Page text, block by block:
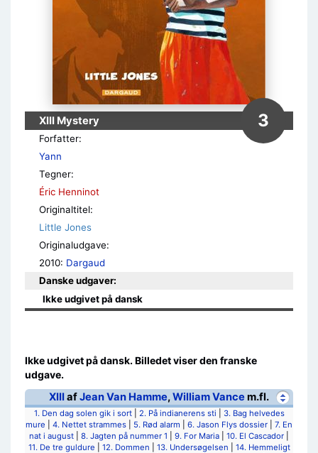
XIII Mystery 3
Forfatter:
Yann
Tegner:
Éric Henninot
Originaltitel:
Little Jones
Originaludgave:
2010: Dargaud
Danske udgaver:
Ikke udgivet på dansk
Ikke udgivet på dansk. Billedet viser den franske
udgave.
XIIIafJean Van Hamme,William Vance m.fl.
1. Den dag solen gik i sort| 2. På indianerens sti
3. Bag helvedes
mure
4. Nettet strammes 5. Rød alarm 6. Jason Flys dossier
7. En
nat i august
8. Jagten på nummer 1 9. For Maria 10. El Cascador
11. De tre guldure
12. Dommen 13. Undersøgelsen
14. Hemmeligt